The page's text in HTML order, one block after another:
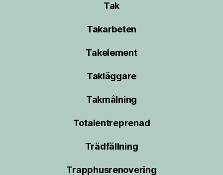
Tak
Takarbeten
Takelement
Takläggare
Takmålning
Totalentreprenad
Trädfällning
Trapphusrenovering